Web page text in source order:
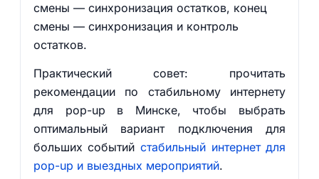
смены — синхронизация остатков, конец
смены — синхронизация и контроль
остатков.
Практический совет: прочитать
рекомендации по стабильному интернету
для pop-up в Минске, чтобы выбрать
оптимальный вариант подключения для
больших событий стабильный интернет для
pop-up и выездных мероприятий.